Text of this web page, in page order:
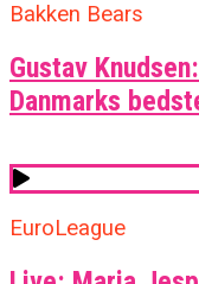
Bakken Bears
Gustav
Danmarks
EuroLeague